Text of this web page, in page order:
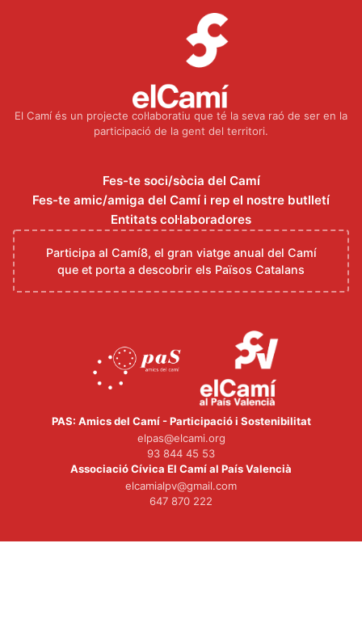
El Camí és un projecte col·laboratiu que té la seva raó de ser en la
participació de la gent del territori.
Fes-te soci/sòcia del Camí
Fes-te amic/amiga del Camí i rep el nostre butlletí
Entitats col·laboradores
Participa al Camí8, el gran viatge anual del Camí
que et porta a descobrir els Països Catalans
PAS: Amics del Camí - Participació i Sostenibilitat
elpas@elcami.org
93 844 45 53
Associació Cívica El Camí al País Valencià
elcamialpv@gmail.com
647 870 222